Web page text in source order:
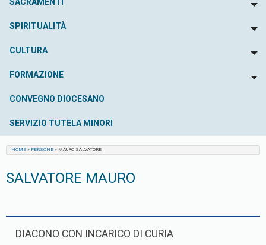
SPIRITUALITÀ
CULTURA
FORMAZIONE
CONVEGNO DIOCESANO
SERVIZIO TUTELA MINORI
HOME » PERSONE » MAURO SALVATORE
SALVATORE MAURO
DIACONO CON INCARICO DI CURIA